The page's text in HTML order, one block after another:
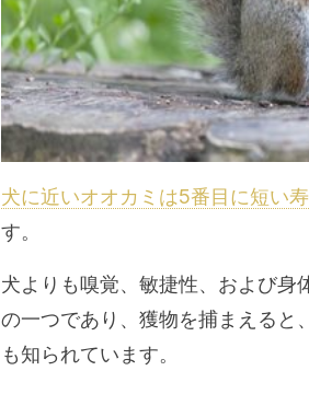
犬に近いオオカミは5番目に短い
す。
犬よりも嗅覚、敏捷性、および身
の一つであり、獲物を捕まえると
も知られています。